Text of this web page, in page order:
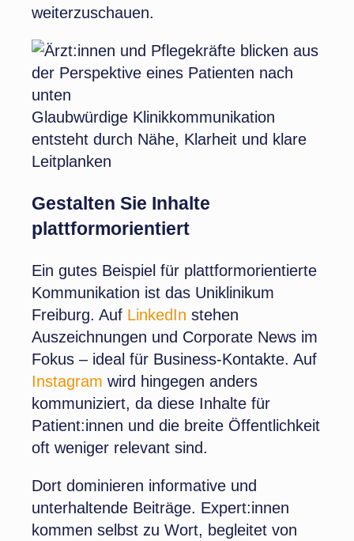
weiterzuschauen.
Glaubwürdige Klinikkommunikation
entsteht durch Nähe, Klarheit und klare
Leitplanken
Gestalten Sie Inhalte
plattformorientiert
Ein gutes Beispiel für plattformorientierte
Kommunikation ist das Uniklinikum
Freiburg. Auf LinkedIn stehen
Auszeichnungen und Corporate News im
Fokus – ideal für Business-Kontakte. Auf
Instagram wird hingegen anders
kommuniziert, da diese Inhalte für
Patient:innen und die breite Öffentlichkeit
oft weniger relevant sind.
Dort dominieren informative und
unterhaltende Beiträge. Expert:innen
kommen selbst zu Wort, begleitet von